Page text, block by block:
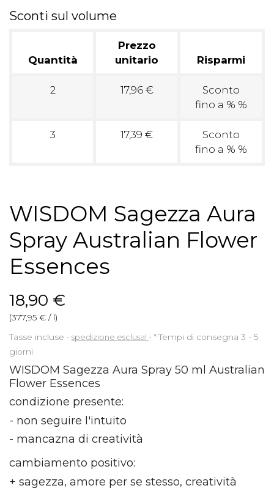
Sconti sul volume
Quantità
Prezzo
unitario
Risparmi
2 17,96 €
Sconto
fino a % %
3 17,39 €
Sconto
fino a % %
WISDOM Sagezza Aura
Spray Australian Flower
Essences
18,90 €
(377,95 € / l)
Tasse incluse
spedizione esclusa! *Tempi di consegna 3 - 5
giorni
WISDOM Sagezza Aura Spray 50 ml Australian
Flower Essences
condizione presente:
- non seguire l'intuito
- mancazna di creatività
cambiamento positivo:
+ sagezza, amore per se stesso, creatività